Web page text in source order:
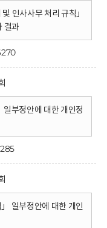
인사사무 처리 규칙」
결과
일부정안에 대한 개인정
일부정안에 대한 개인